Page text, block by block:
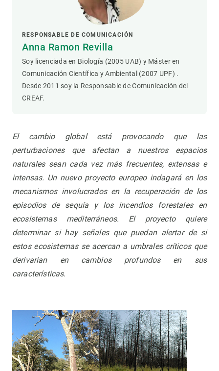
RESPONSABLE DE COMUNICACIÓN
Anna Ramon Revilla
Soy licenciada en Biología (2005 UAB) y Máster en
Comunicación Científica y Ambiental (2007 UPF) .
Desde 2011 soy la Responsable de Comunicación del
CREAF.
El cambio global está provocando que las
perturbaciones que afectan a nuestros espacios
naturales sean cada vez más frecuentes, extensas e
intensas. Un nuevo proyecto europeo indagará en los
mecanismos involucrados en la recuperación de los
episodios de sequía y los incendios forestales en
ecosistemas mediterráneos. El proyecto quiere
determinar si hay señales que puedan alertar de si
estos ecosistemas se acercan a umbrales críticos que
derivarían en cambios profundos en sus
características.